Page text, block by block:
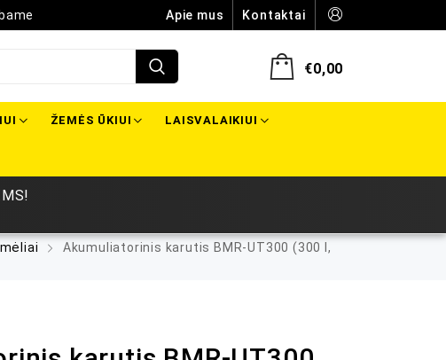
Apie mus Kontaktai
€0,00
ŽEMĖS ŪKIUI LAISVALAIKIUI
Akumuliatorinis karutis BMR-UT300 (300 l,